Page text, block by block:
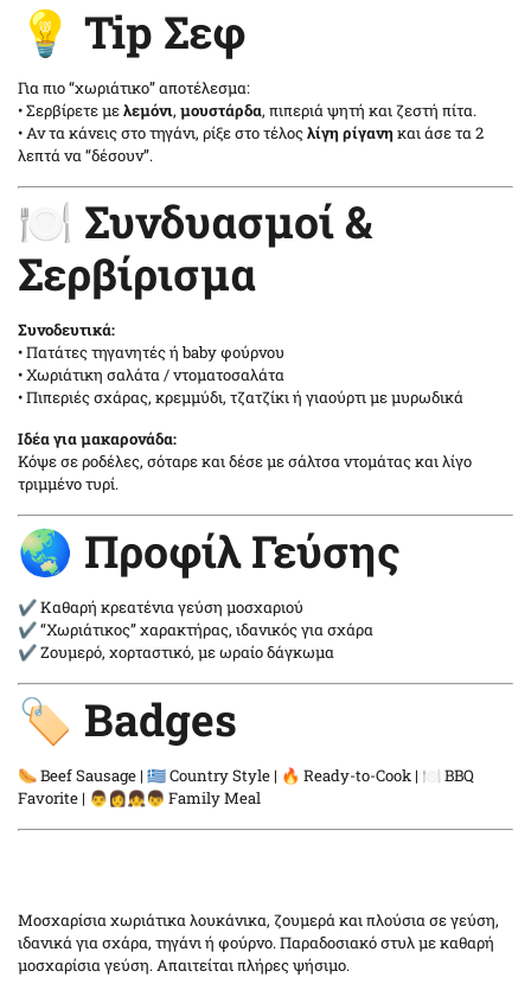
💡 Tip Σεφ
Για πιο “χωριάτικο” αποτέλεσμα:
• Σερβίρετε μελεμόνι, μουστάρδα, πιπεριά ψητή και ζεστή πίτα.
• Αν τα κάνεις στο τηγάνι, ρίξε στο τέλοςλίγη ρίγανη και άσε τα 2
λεπτά να “δέσουν”.
🍽️ Συνδυασμοί &
Σερβίρισμα
Συνοδευτικά:
• Πατάτες τηγανητές ή baby φούρνου
• Χωριάτικη σαλάτα / ντοματοσαλάτα
• Πιπεριές σχάρας, κρεμμύδι, τζατζίκι ή γιαούρτι με μυρωδικά
Ιδέα για μακαρονάδα:
Κόψε σε ροδέλες, σόταρε και δέσε με σάλτσα ντομάτας και λίγο
τριμμένο τυρί.
🌏 Προφίλ Γεύσης
✔ Καθαρή κρεατένια γεύση μοσχαριού
✔ “Χωριάτικος” χαρακτήρας, ιδανικός για σχάρα
✔ Ζουμερό, χορταστικό, με ωραίο δάγκωμα
🏷️ Badges
🌭 Beef Sausage | 🇬🇷 Country Style | 🔥 Ready-to-Cook | 🍽️ BBQ
Favorite | 👨👩👧👦 Family Meal
Μοσχαρίσια χωριάτικα λουκάνικα, ζουμερά και πλούσια σε γεύση,
ιδανικά για σχάρα, τηγάνι ή φούρνο. Παραδοσιακό στυλ με καθαρή
μοσχαρίσια γεύση. Απαιτείται πλήρες ψήσιμο.